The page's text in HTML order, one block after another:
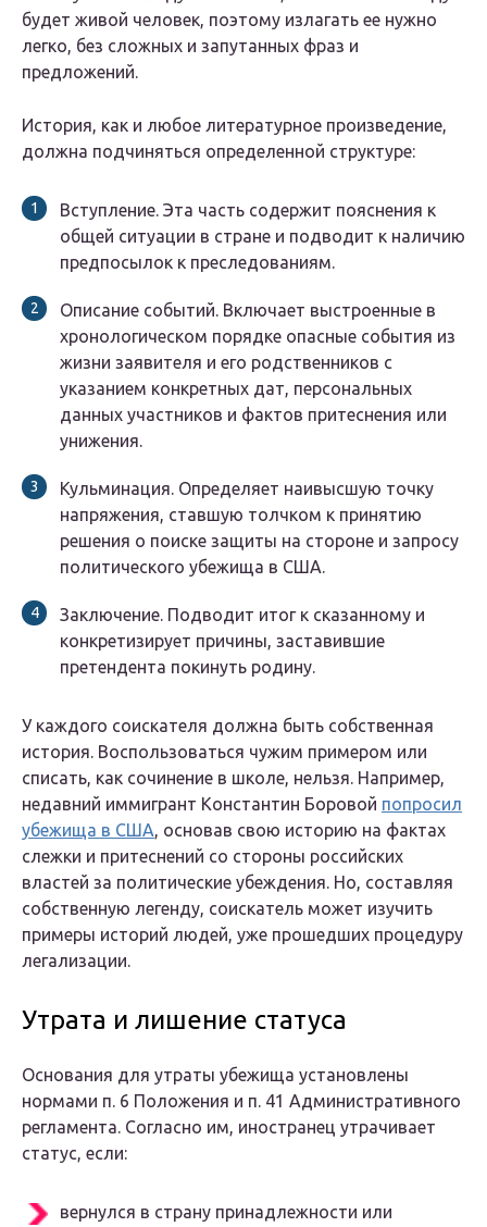
будет живой человек, поэтому излагать ее нужно
легко, без сложных и запутанных фраз и
предложений.
История, как и любое литературное произведение,
должна подчиняться определенной структуре:
Вступление. Эта часть содержит пояснения к
общей ситуации в стране и подводит к наличию
предпосылок к преследованиям.
Описание событий. Включает выстроенные в
хронологическом порядке опасные события из
жизни заявителя и его родственников с
указанием конкретных дат, персональных
данных участников и фактов притеснения или
унижения.
Кульминация. Определяет наивысшую точку
напряжения, ставшую толчком к принятию
решения о поиске защиты на стороне и запросу
политического убежища в США.
Заключение. Подводит итог к сказанному и
конкретизирует причины, заставившие
претендента покинуть родину.
У каждого соискателя должна быть собственная
история. Воспользоваться чужим примером или
списать, как сочинение в школе, нельзя. Например,
недавний иммигрант Константин Боровой попросил
убежища в США, основав свою историю на фактах
слежки и притеснений со стороны российских
властей за политические убеждения. Но, составляя
собственную легенду, соискатель может изучить
примеры историй людей, уже прошедших процедуру
легализации.
Утрата и лишение статуса
Основания для утраты убежища установлены
нормами п. 6 Положения и п. 41 Административного
регламента. Согласно им, иностранец утрачивает
статус, если:
вернулся в страну принадлежности или